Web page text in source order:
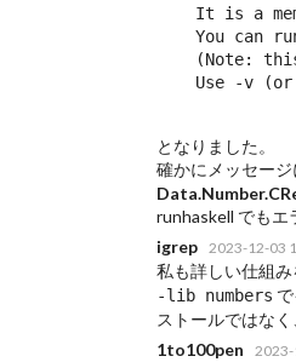
It is a
You can
(Note:
Use -v
となりました。
確かにメッセー
runhaskell でもエ
igrep
2023-12-03
私も詳しい仕組
-lib numbers
ストールではな
1to100pen
2023-